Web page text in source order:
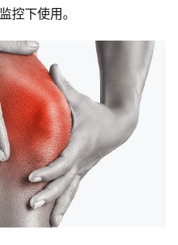
控下使用。